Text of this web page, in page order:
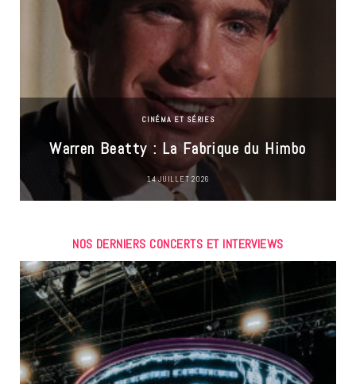
CINÉMA ET SÉRIES
Warren Beatty : La Fabrique du Himbo
14 JUILLET 2026
NOS DERNIERS CONCERTS ET INTERVIEWS